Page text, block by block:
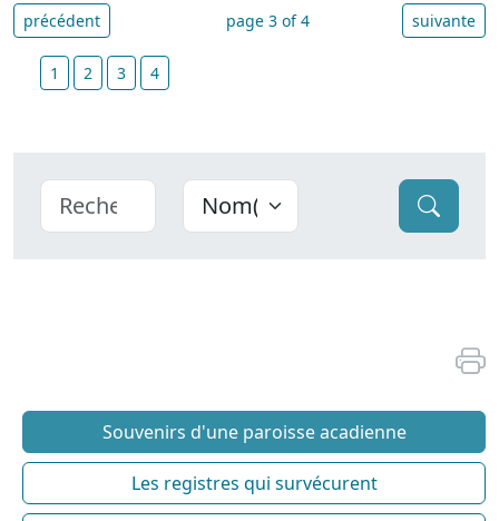
précédent page 3 of 4 suivante
1 2 3 4
Souvenirs d'une paroisse acadienne
Les registres qui survécurent